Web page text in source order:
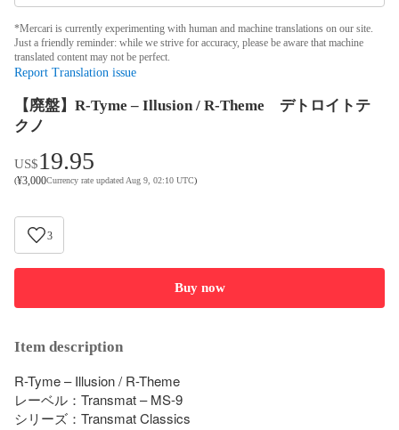
*Mercari is currently experimenting with human and machine translations on our site.
Just a friendly reminder: while we strive for accuracy, please be aware that machine
translated content may not be perfect.
Report Translation issue
【廃盤】R-Tyme – Illusion / R-Theme デトロイトテ
クノ
US$19.95
(¥3,000Currency rate updated Aug 9, 02:10 UTC)
3
Buy now
Item description
R-Tyme – Illusion / R-Theme
レーベル：Transmat – MS-9
シリーズ：Transmat Classics